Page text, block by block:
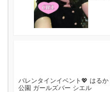
バレンタインイベント💖 はるか 戸田
公園 ガールズバー シエル